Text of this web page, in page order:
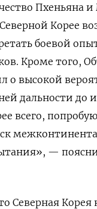
Пхеньяна
Северной Корее
боевой
Кроме того,
о высокой
дальности до
всего,
—
Северная